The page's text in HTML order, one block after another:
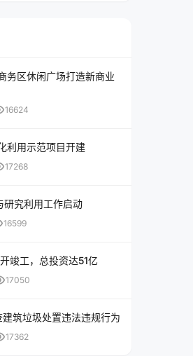
务区休闲广场打造新商业
16624
利用示范项目开建
17268
研究利用工作启动
16599
竣工，总投资达51亿
17050
筑垃圾处置违法违规行为
17362